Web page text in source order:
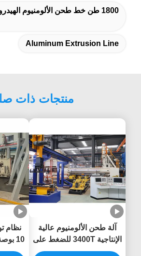
1800 طن خط طحن الألومنيوم الهيدروليكي,آلة طحن الألومنيوم عالية الكفاءة,سعر تنافسي لخط طحن الألومنيوم
Aluminum Extrusion Line
منتجات ذات
آلة طحن الألومنيوم عالية
الإنتاجية 3400T للضغط على
طحن الألومنيوم
10